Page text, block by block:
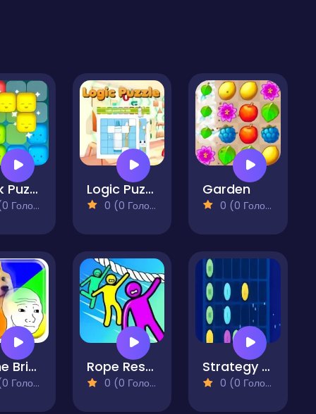
Block Puzzle Merge Logic Puzzle
0 (0 Голосів)
Garden
0 (0 Голосів)
Meme Bricks Rope Rescue
0 (0 Голосів)
Strategy Shard Puzzle Storm
0 (0 Голосів)